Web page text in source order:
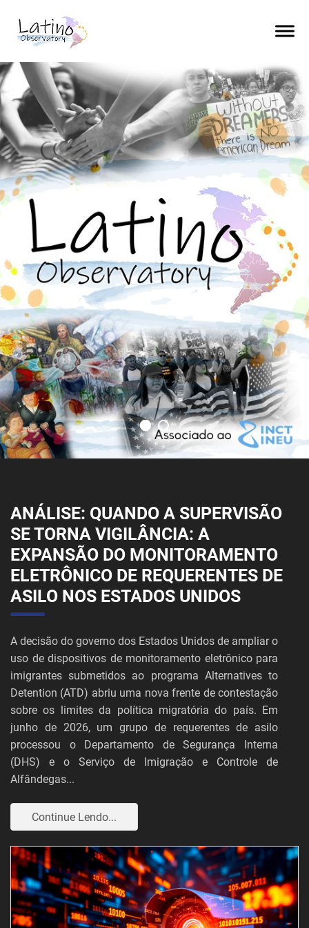
ANÁLISE: QUANDO A SUPERVISÃO
SE TORNA VIGILÂNCIA: A
EXPANSÃO DO MONITORAMENTO
ELETRÔNICO DE REQUERENTES DE
ASILO NOS ESTADOS UNIDOS
A decisão do governo dos Estados Unidos de ampliar o
uso de dispositivos de monitoramento eletrônico para
imigrantes submetidos ao programa Alternatives to
Detention (ATD) abriu uma nova frente de contestação
sobre os limites da política migratória do país. Em
junho de 2026, um grupo de requerentes de asilo
processou o Departamento de Segurança Interna
(DHS) e o Serviço de Imigração e Controle de
Alfândegas...
Continue Lendo...